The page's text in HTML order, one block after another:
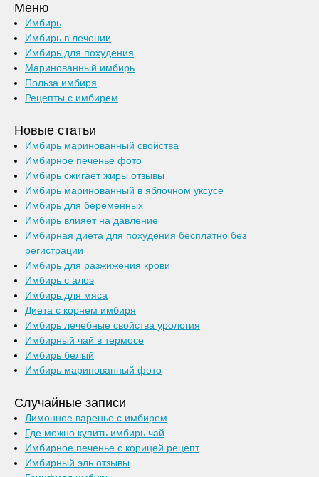
Меню
Имбирь
Имбирь в лечении
Имбирь для похудения
Маринованный имбирь
Польза имбиря
Рецепты с имбирем
Новые статьи
Имбирь маринованный свойства
Имбирное печенье фото
Имбирь сжигает жиры отзывы
Имбирь маринованный в яблочном уксусе
Имбирь для беременных
Имбирь влияет на давление
Имбирная диета для похудения бесплатно без
регистрации
Имбирь для разжижения крови
Имбирь с алоэ
Имбирь для мяса
Диета с корнем имбиря
Имбирь лечебные свойства урология
Имбирный чай в термосе
Имбирь белый
Имбирь маринованный фото
Случайные записи
Лимонное варенье с имбирем
Где можно купить имбирь чай
Имбирное печенье с корицей рецепт
Имбирный эль отзывы